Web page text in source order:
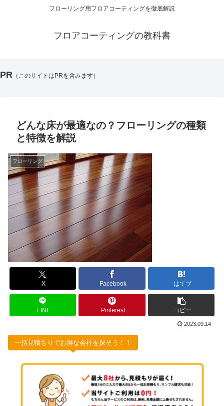
フローリング用フロアコーティングを徹底解説
フロアコーティングの教科書
PR （このサイトはPRを含みます）
どんな床が最適なの？フローリングの種類
と特徴を解説
フローリング
X Facebook はてブ
LINE Pinterest コピー
2023.09.14
一括見積もりでお得な会社を探そう！！